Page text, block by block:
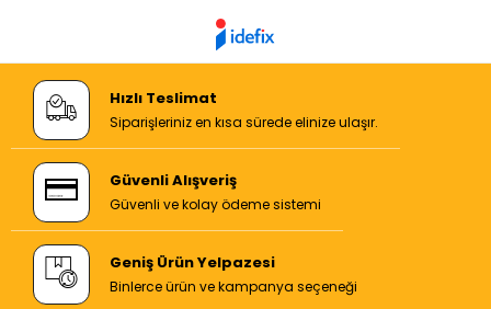
Hızlı Teslimat
Siparişleriniz en kısa sürede elinize ulaşır.
Güvenli Alışveriş
Güvenli ve kolay ödeme sistemi
Geniş Ürün Yelpazesi
Binlerce ürün ve kampanya seçeneği